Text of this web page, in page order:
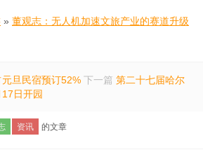
» 董观志：无人机加速文旅产业的赛道升级
元旦民宿预订52% 下一篇 第二十七届哈尔
日开园
资讯 的文章